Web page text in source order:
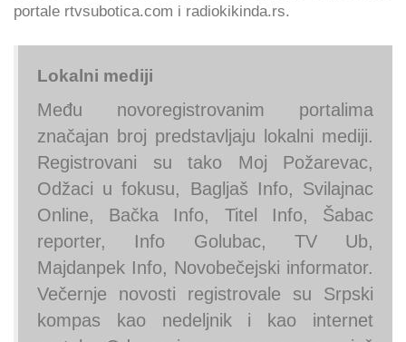
portale rtvsubotica.com i radiokikinda.rs.
Lokalni mediji
Među novoregistrovanim portalima
značajan broj predstavljaju lokalni mediji.
Registrovani su tako Moj Požarevac,
Odžaci u fokusu, Bagljaš Info, Svilajnac
Online, Bačka Info, Titel Info, Šabac
reporter, Info Golubac, TV Ub,
Majdanpek Info, Novobečejski informator.
Večernje novosti registrovale su Srpski
kompas kao nedeljnik i kao internet